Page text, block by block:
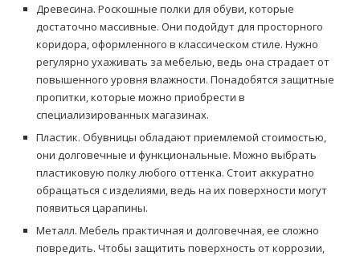
Древесина. Роскошные полки для обуви, которые
достаточно массивные. Они подойдут для просторного
коридора, оформленного в классическом стиле. Нужно
регулярно ухаживать за мебелью, ведь она страдает от
повышенного уровня влажности. Понадобятся защитные
пропитки, которые можно приобрести в
специализированных магазинах.
Пластик. Обувницы обладают приемлемой стоимостью,
они долговечные и функциональные. Можно выбрать
пластиковую полку любого оттенка. Стоит аккуратно
обращаться с изделиями, ведь на их поверхности могут
появиться царапины.
Металл. Мебель практичная и долговечная, ее сложно
повредить. Чтобы защитить поверхность от коррозии,